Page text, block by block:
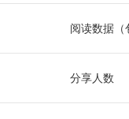
阅读数据（
分享人数